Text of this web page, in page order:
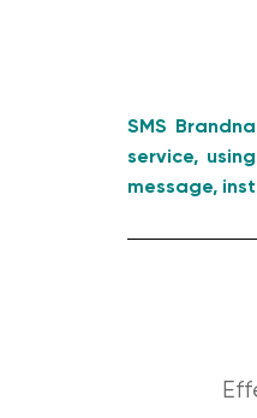
SMS
service,
message,